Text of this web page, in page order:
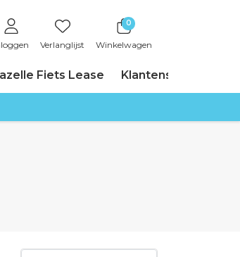
Verlanglijst
0
Winkelwagen
Fiets Lease Klantenservice